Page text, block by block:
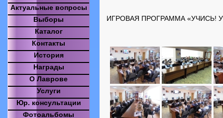
ИГРОВАЯ ПРОГРАММА «УЧИСЬ!
Актуальные вопросы
Выборы
Каталог
Контакты
История
Награды
О Лаврове
Услуги
Юр. консультации
Фотоальбомы